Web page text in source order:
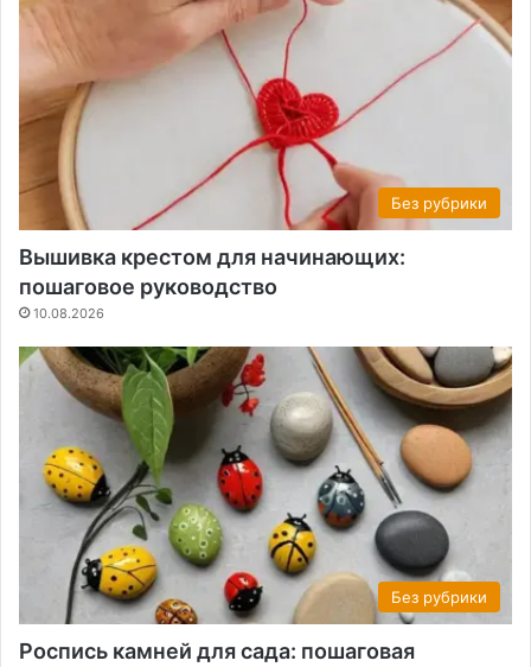
Без рубрики
Вышивка крестом для начинающих:
пошаговое руководство
10.08.2026
Без рубрики
Роспись камней для сада: пошаговая